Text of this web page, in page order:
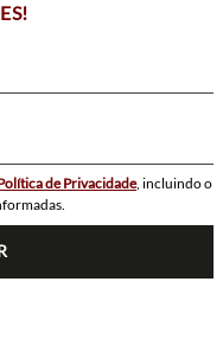
de Privacidade, incluindo o